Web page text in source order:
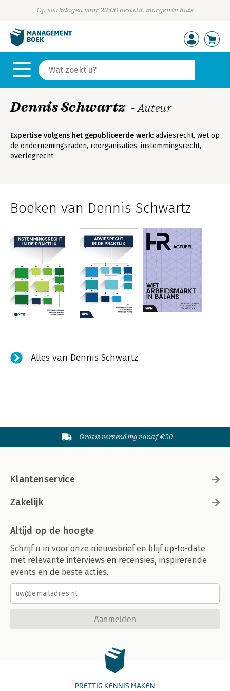
Op werkdagen voor 23:00 besteld, morgen in huis
Dennis Schwartz - Auteur
Expertise volgens het gepubliceerde werk: adviesrecht, wet op
de ondernemingsraden, reorganisaties, instemmingsrecht,
overlegrecht
Boeken van Dennis Schwartz
Alles van Dennis Schwartz
Gratis verzending vanaf €20
Klantenservice
Zakelijk
Altijd op de hoogte
Schrijf u in voor onze nieuwsbrief en blijf up-to-date
met relevante interviews en recensies, inspirerende
events en de beste acties.
Aanmelden
PRETTIG KENNIS MAKEN